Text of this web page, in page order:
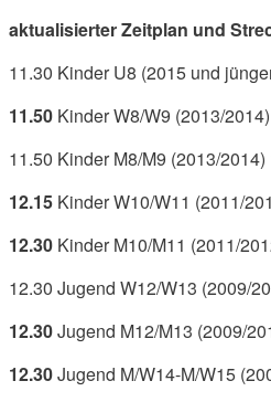
aktualisierter Zeitplan und
11.30 Kinder U8 (2015 und
11.50 Kinder W8/W9 (2013/
11.50 Kinder M8/M9 (2013/
12.15 Kinder W10/W11 (2011/
12.30 Kinder M10/M11 (2011/
12.30 Jugend W12/W13 (2009/
12.30Jugend M12/M13 (2009/
12.30Jugend M/W14-M/W15